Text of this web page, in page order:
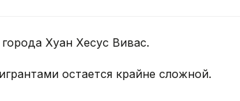
Хуан Хесус Вивас.
остается крайне сложной.